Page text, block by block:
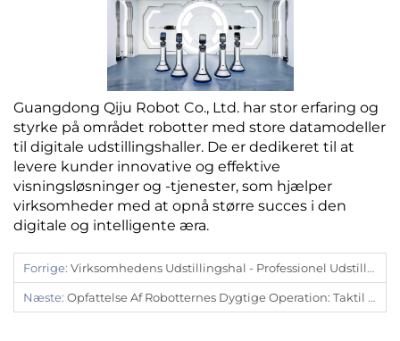
Guangdong Qiju Robot Co., Ltd. har stor erfaring og
styrke på området robotter med store datamodeller
til digitale udstillingshaller. De er dedikeret til at
levere kunder innovative og effektive
visningsløsninger og -tjenester, som hjælper
virksomheder med at opnå større succes i den
digitale og intelligente æra.
Forrige: Virksomhedens Udstillingshal - Professionel Udstillingshal Robot-Tilpassning - Stor Intelligent Robotbutik I Xinyi-Byen
Næste: Opfattelse Af Robotternes Dygtige Operation: Taktil Opfattelse Af Robotternes Hænder